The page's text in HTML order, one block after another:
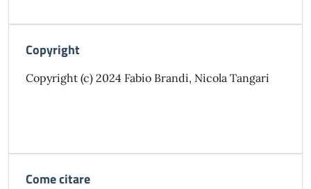
Copyright
Copyright (c) 2024 Fabio Brandi, Nicola Tangari
Come citare